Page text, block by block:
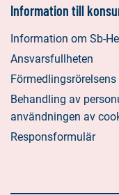
Information till
Information om Sb-
Ansvarsfullheten
Behandling av
användningen av
Responsformulär